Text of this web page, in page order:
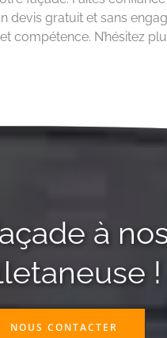
gratuit et sans
N’hésitez
à
!
NOUS CONTACTER